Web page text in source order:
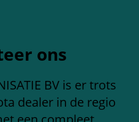
ons
BV is er trots
dealer in de regio